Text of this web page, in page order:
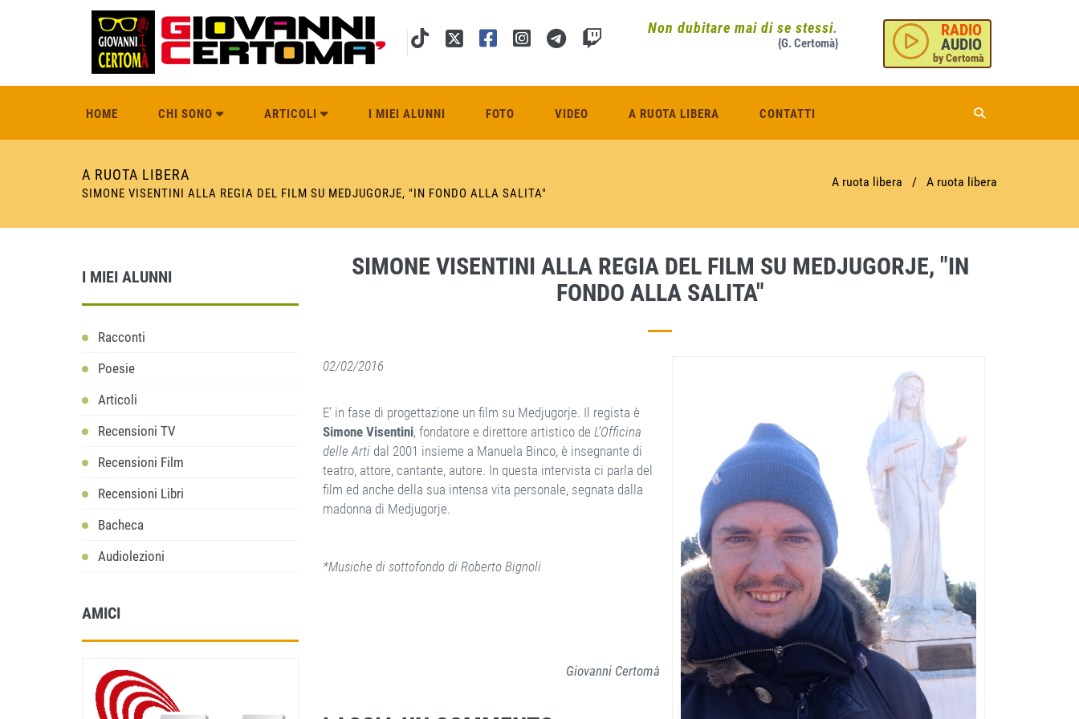
Non dubitare mai di se stessi.
{G. Certomà}
RADIO
AUDIO
by Certomà
HOME CHI SONO ARTICOLI I MIEI ALUNNI FOTO VIDEO A RUOTA LIBERA CONTATTI
A RUOTA LIBERA
SIMONE VISENTINI ALLA REGIA DEL FILM SU MEDJUGORJE, "IN FONDO ALLA SALITA"
A ruota libera / A ruota libera
I MIEI ALUNNI
Racconti
Poesie
Articoli
Recensioni TV
Recensioni Film
Recensioni Libri
Bacheca
Audiolezioni
AMICI
SIMONE VISENTINI ALLA REGIA DEL FILM SU MEDJUGORJE, "IN
FONDO ALLA SALITA"
02/02/2016
E’ in fase di progettazione un film su Medjugorje. Il regista è
Simone Visentini, fondatore e direttore artistico de L’Officina
delle Arti dal 2001 insieme a Manuela Binco, è insegnante di
teatro, attore, cantante, autore. In questa intervista ci parla del
film ed anche della sua intensa vita personale, segnata dalla
madonna di Medjugorje.
*Musiche di sottofondo di Roberto Bignoli
Giovanni Certomà